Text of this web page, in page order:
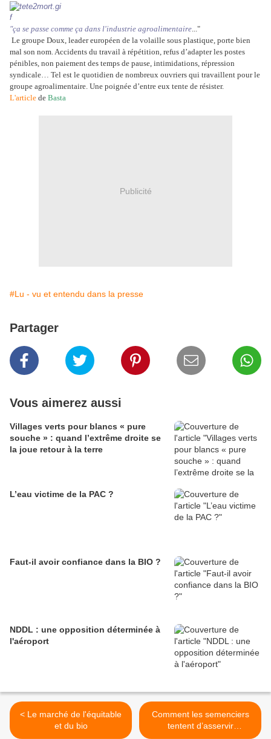
"ça se passe comme ça dans l'industrie agroalimentaire..."
Le groupe Doux, leader européen de la volaille sous plastique, porte bien
mal son nom. Accidents du travail à répétition, refus d’adapter les postes
pénibles, non paiement des temps de pause, intimidations, répression
syndicale… Tel est le quotidien de nombreux ouvriers qui travaillent pour le
groupe agroalimentaire. Une poignée d’entre eux tente de résister.
L'article de Basta
Publicité
#Lu - vu et entendu dans la presse
Partager
Vous aimerez aussi
Villages verts pour blancs « pure
souche » : quand l’extrême droite se
la joue retour à la terre
L’eau victime de la PAC ?
Faut-il avoir confiance dans la BIO ?
NDDL : une opposition déterminée à
l'aéroport
< Le marché de l'équitable
et du bio
Comment les semenciers
tentent d’asservir